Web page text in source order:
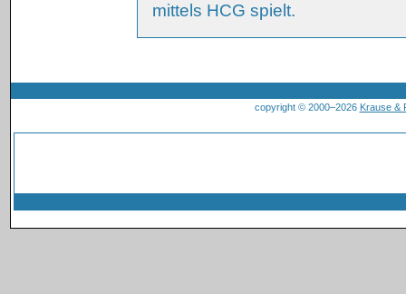
mittels HCG spielt.
copyright © 2000–2026 Krause &